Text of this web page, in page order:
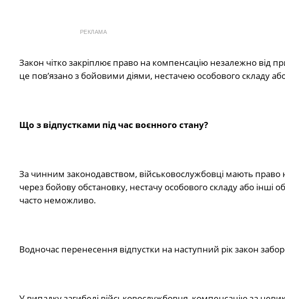
РЕКЛАМА
Закон чітко закріплює право на компенсацію незалежно від
це пов’язано з бойовими діями, нестачею особового складу
Що з відпустками під час воєнного стану?
За чинним законодавством, військовослужбовці мають право
через бойову обстановку, нестачу особового складу або інші
часто неможливо.
Водночас перенесення відпустки на наступний рік закон